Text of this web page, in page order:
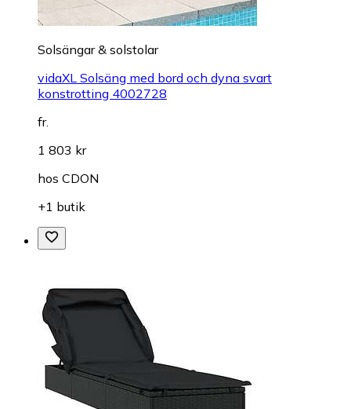
Solsängar & solstolar
vidaXL Solsäng med bord och dyna svart
konstrotting 4002728
fr.
1 803 kr
hos CDON
+1 butik